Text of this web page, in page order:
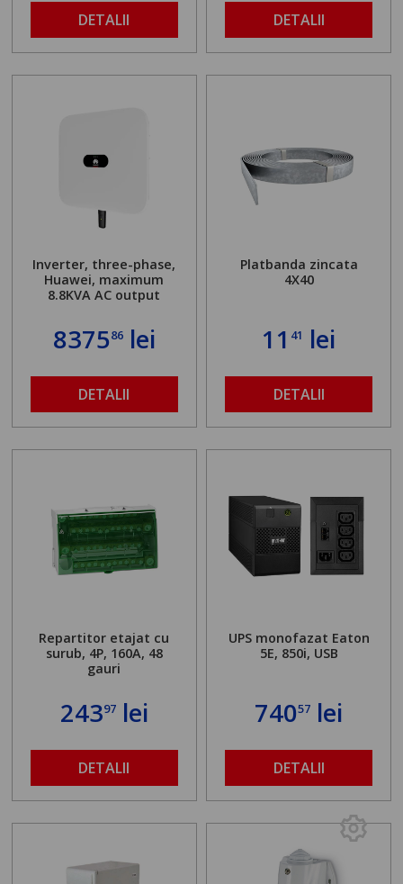
DETALII DETALII
Inverter, three-phase,
Huawei, maximum
8.8KVA AC output
837586lei
DETALII
Platbanda zincata
4X40
11 41 lei
DETALII
Repartitor etajat cu
surub, 4P, 160A, 48
gauri
24397lei
DETALII
UPS monofazat Eaton
5E, 850i, USB
74057 lei
DETALII